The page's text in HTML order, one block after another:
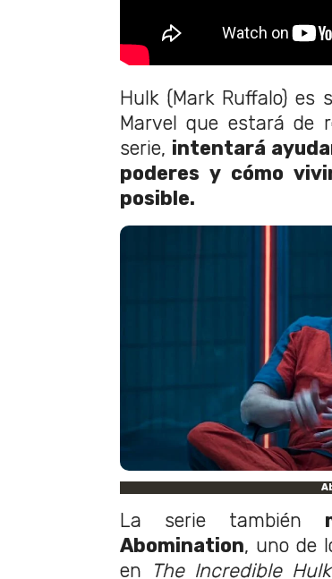
Hulk (Mark Ruffalo) es
Marvel que estará de
serie, intentará
poderes y cómo
posible.
La serie también
Abomination, uno de
en
The Incredible Hulk